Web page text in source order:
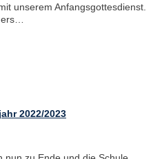
unserem Anfangsgottesdienst.
2022/2023